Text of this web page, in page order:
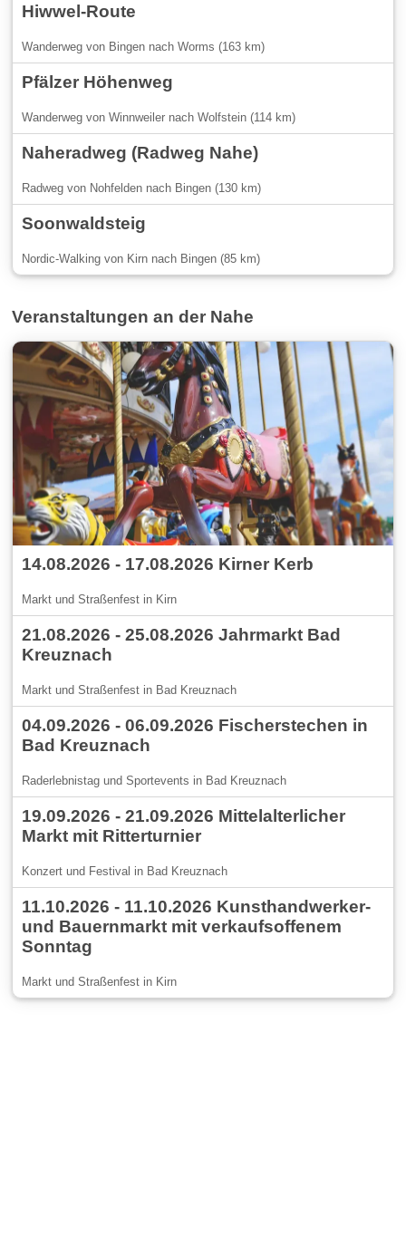
Hiwwel-Route
Wanderweg von Bingen nach Worms (163 km)
Pfälzer Höhenweg
Wanderweg von Winnweiler nach Wolfstein (114 km)
Naheradweg (Radweg Nahe)
Radweg von Nohfelden nach Bingen (130 km)
Soonwaldsteig
Nordic-Walking von Kirn nach Bingen (85 km)
Veranstaltungen an der Nahe
14.08.2026 - 17.08.2026 Kirner Kerb
Markt und Straßenfest in Kirn
21.08.2026 - 25.08.2026 Jahrmarkt Bad
Kreuznach
Markt und Straßenfest in Bad Kreuznach
04.09.2026 - 06.09.2026 Fischerstechen in
Bad Kreuznach
Raderlebnistag und Sportevents in Bad Kreuznach
19.09.2026 - 21.09.2026 Mittelalterlicher
Markt mit Ritterturnier
Konzert und Festival in Bad Kreuznach
11.10.2026 - 11.10.2026 Kunsthandwerker-
und Bauernmarkt mit verkaufsoffenem
Sonntag
Markt und Straßenfest in Kirn